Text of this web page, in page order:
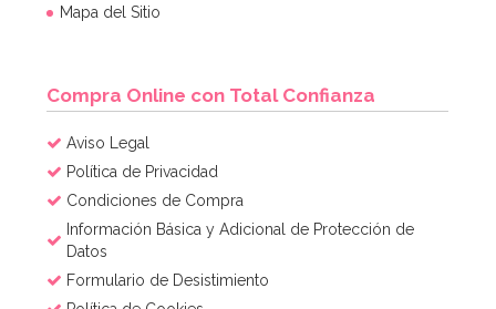
AÑADIR
Mapa del Sitio
Compra Online con Total Confianza
Aviso Legal
Política de Privacidad
Condiciones de Compra
Información Básica y Adicional de Protección de
Datos
Formulario de Desistimiento